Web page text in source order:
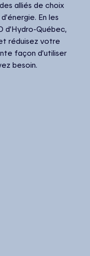
alliés de choix
En les
Québec,
réduisez votre
façon d’utiliser
besoin.